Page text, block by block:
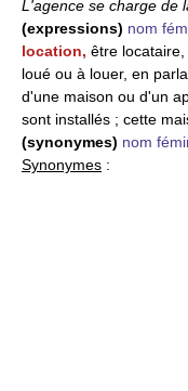
L'agence se charge de
(expressions) nom
location, être
loué ou à louer, en
d'une maison ou d'un
sont installés ; cette
(synonymes) nom
Synonymes :